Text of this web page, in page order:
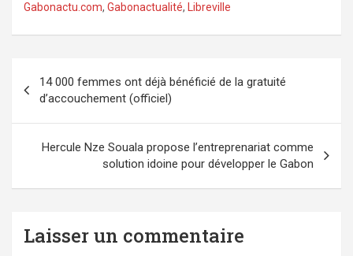
Gabonactu.com, Gabonactualité, Libreville
de
l’article
14 000 femmes ont déjà bénéficié de la gratuité
d’accouchement (officiel)
Hercule Nze Souala propose l’entreprenariat comme
solution idoine pour développer le Gabon
Laisser un commentaire